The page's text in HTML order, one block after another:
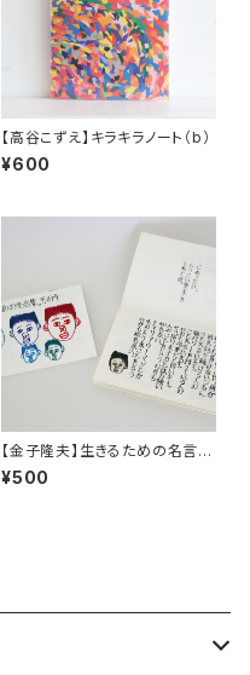
【高谷こずえ】キラキラノート（b）
¥600
【金子隆夫】生きるための名言
集。その４
¥500